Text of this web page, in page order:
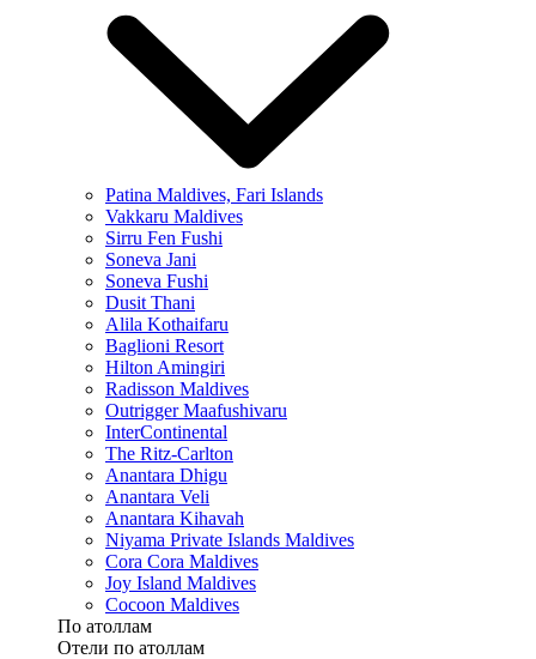
Patina Maldives, Fari Islands
Vakkaru Maldives
Sirru Fen Fushi
Soneva Jani
Soneva Fushi
Dusit Thani
Alila Kothaifaru
Baglioni Resort
Hilton Amingiri
Radisson Maldives
Outrigger Maafushivaru
InterContinental
The Ritz-Carlton
Anantara Dhigu
Anantara Veli
Anantara Kihavah
Niyama Private Islands Maldives
Cora Cora Maldives
Joy Island Maldives
Cocoon Maldives
По атоллам
Отели по атоллам